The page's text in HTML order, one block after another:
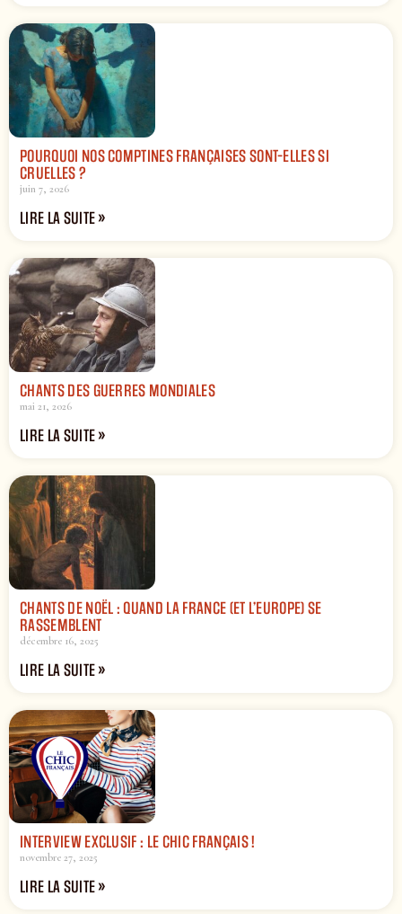
POURQUOI NOS COMPTINES FRANÇAISES SONT-ELLES SI
CRUELLES ?
juin 7, 2026
LIRE LA SUITE »
CHANTS DES GUERRES MONDIALES
mai 21, 2026
LIRE LA SUITE »
CHANTS DE NOËL : QUAND LA FRANCE (ET L’EUROPE) SE
RASSEMBLENT
décembre 16, 2025
LIRE LA SUITE »
INTERVIEW EXCLUSIF : LE CHIC FRANÇAIS !
novembre 27, 2025
LIRE LA SUITE »